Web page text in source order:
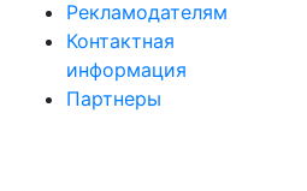
Рекламодателям
Контактная
информация
Партнеры